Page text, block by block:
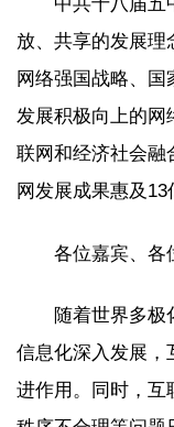
放、共享的发展理
网络强国战略、国
发展积极向上的网
联网和经济社会融
网发展成果惠及13
各位嘉宾、各
随着世界多极
信息化深入发展，
进作用。同时，互